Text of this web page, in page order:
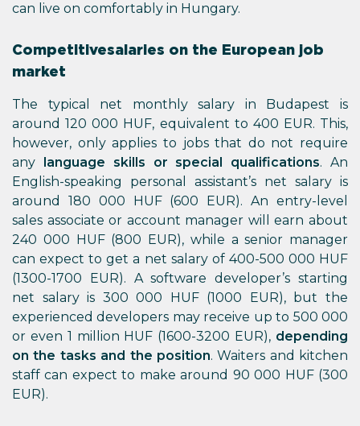
can live on comfortably in Hungary.
Competitive salaries on the European job
market
The typical net monthly salary in Budapest is
around 120 000 HUF, equivalent to 400 EUR. This,
however, only applies to jobs that do not require
any language skills or special qualifications. An
English-speaking personal assistant’s net salary is
around 180 000 HUF (600 EUR). An entry-level
sales associate or account manager will earn about
240 000 HUF (800 EUR), while a senior manager
can expect to get a net salary of 400-500 000 HUF
(1300-1700 EUR). A software developer’s starting
net salary is 300 000 HUF (1000 EUR), but the
experienced developers may receive up to 500 000
or even 1 million HUF (1600-3200 EUR), depending
on the tasks and the position. Waiters and kitchen
staff can expect to make around 90 000 HUF (300
EUR).